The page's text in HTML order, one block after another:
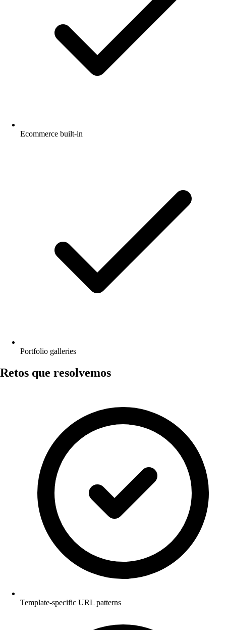
Ecommerce built-in
Portfolio galleries
Retos que resolvemos
Template-specific URL patterns